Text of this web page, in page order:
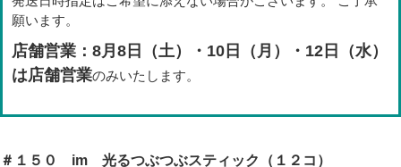
願います。
店舗営業：8月8日（土）・10日（月）・12日（水）
は店舗営業のみいたします。
＃１５０ im 光るつぶつぶスティック（１２コ）